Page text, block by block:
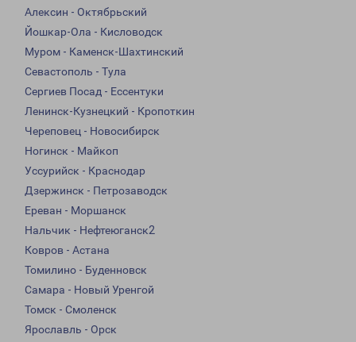
Алексин - Октябрьский
Йошкар-Ола - Кисловодск
Муром - Каменск-Шахтинский
Севастополь - Тула
Сергиев Посад - Ессентуки
Ленинск-Кузнецкий - Кропоткин
Череповец - Новосибирск
Ногинск - Майкоп
Уссурийск - Краснодар
Дзержинск - Петрозаводск
Ереван - Моршанск
Нальчик - Нефтеюганск2
Ковров - Астана
Томилино - Буденновск
Самара - Новый Уренгой
Томск - Смоленск
Ярославль - Орск